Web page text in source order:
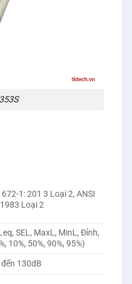
1: 201 3 Loại 2, ANSI
Loại 2
SEL, MaxL, MinL, Đỉnh,
10%, 50%, 90%, 95%)
130dB